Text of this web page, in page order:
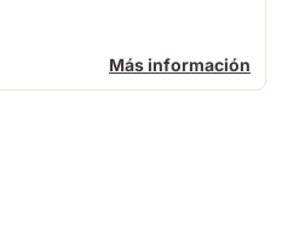
Más información